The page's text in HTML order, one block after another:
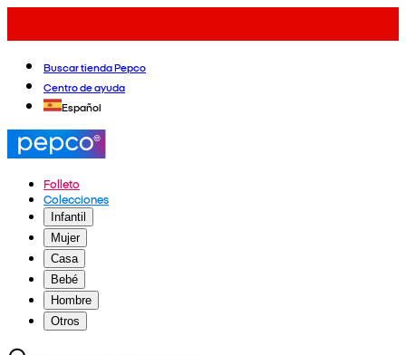
Buscar tienda Pepco
Centro de ayuda
Español
Folleto
Colecciones
Infantil
Mujer
Casa
Bebé
Hombre
Otros